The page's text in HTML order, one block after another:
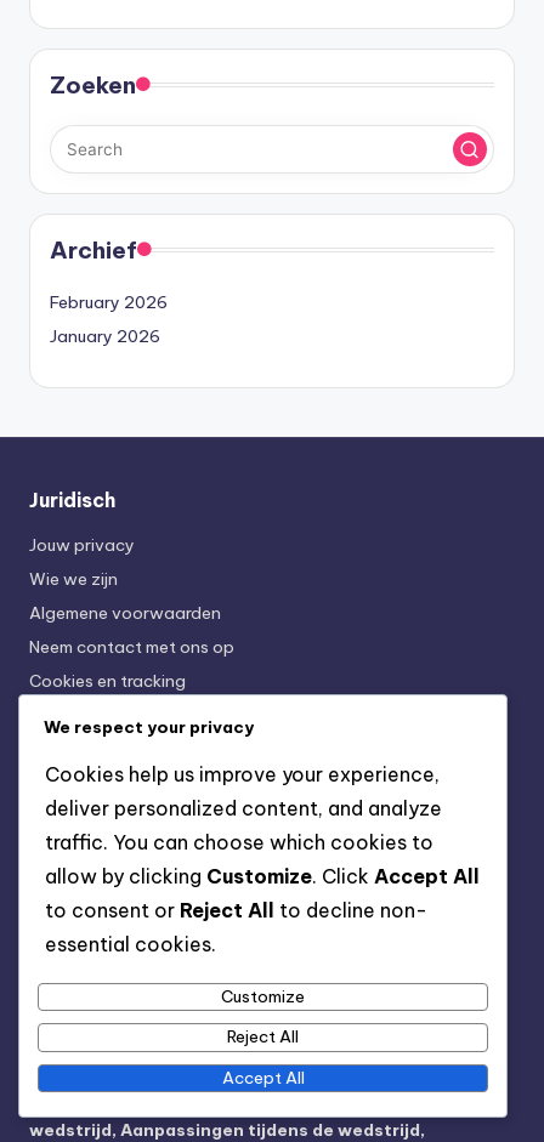
Zoeken
Archief
February 2026
January 2026
Juridisch
Jouw privacy
Wie we zijn
Algemene voorwaarden
Neem contact met ons op
Cookies en tracking
Recente berichten
3-2-4-1 Tactische Aanpassingen:
Formatieverschuivingen, Spelerwissels, Tactieken
3-2-4-1 Strategie: Technologie integreren,
Gegevensanalyse, Prestatiemetrics
Benutten van ruimtes, Spelersbewegingen
3-2-4-1 Tactieken: Balbezit beheren, Kansen creëren,
Defensieve soliditeit
wedstrijd, Aanpassingen tijdens de wedstrijd,
We respect your privacy
Cookies help us improve your experience,
deliver personalized content, and analyze
traffic. You can choose which cookies to
allow by clicking Customize. Click Accept All
to consent or Reject All
to decline non-
essential cookies.
Customize
Reject All
Accept All